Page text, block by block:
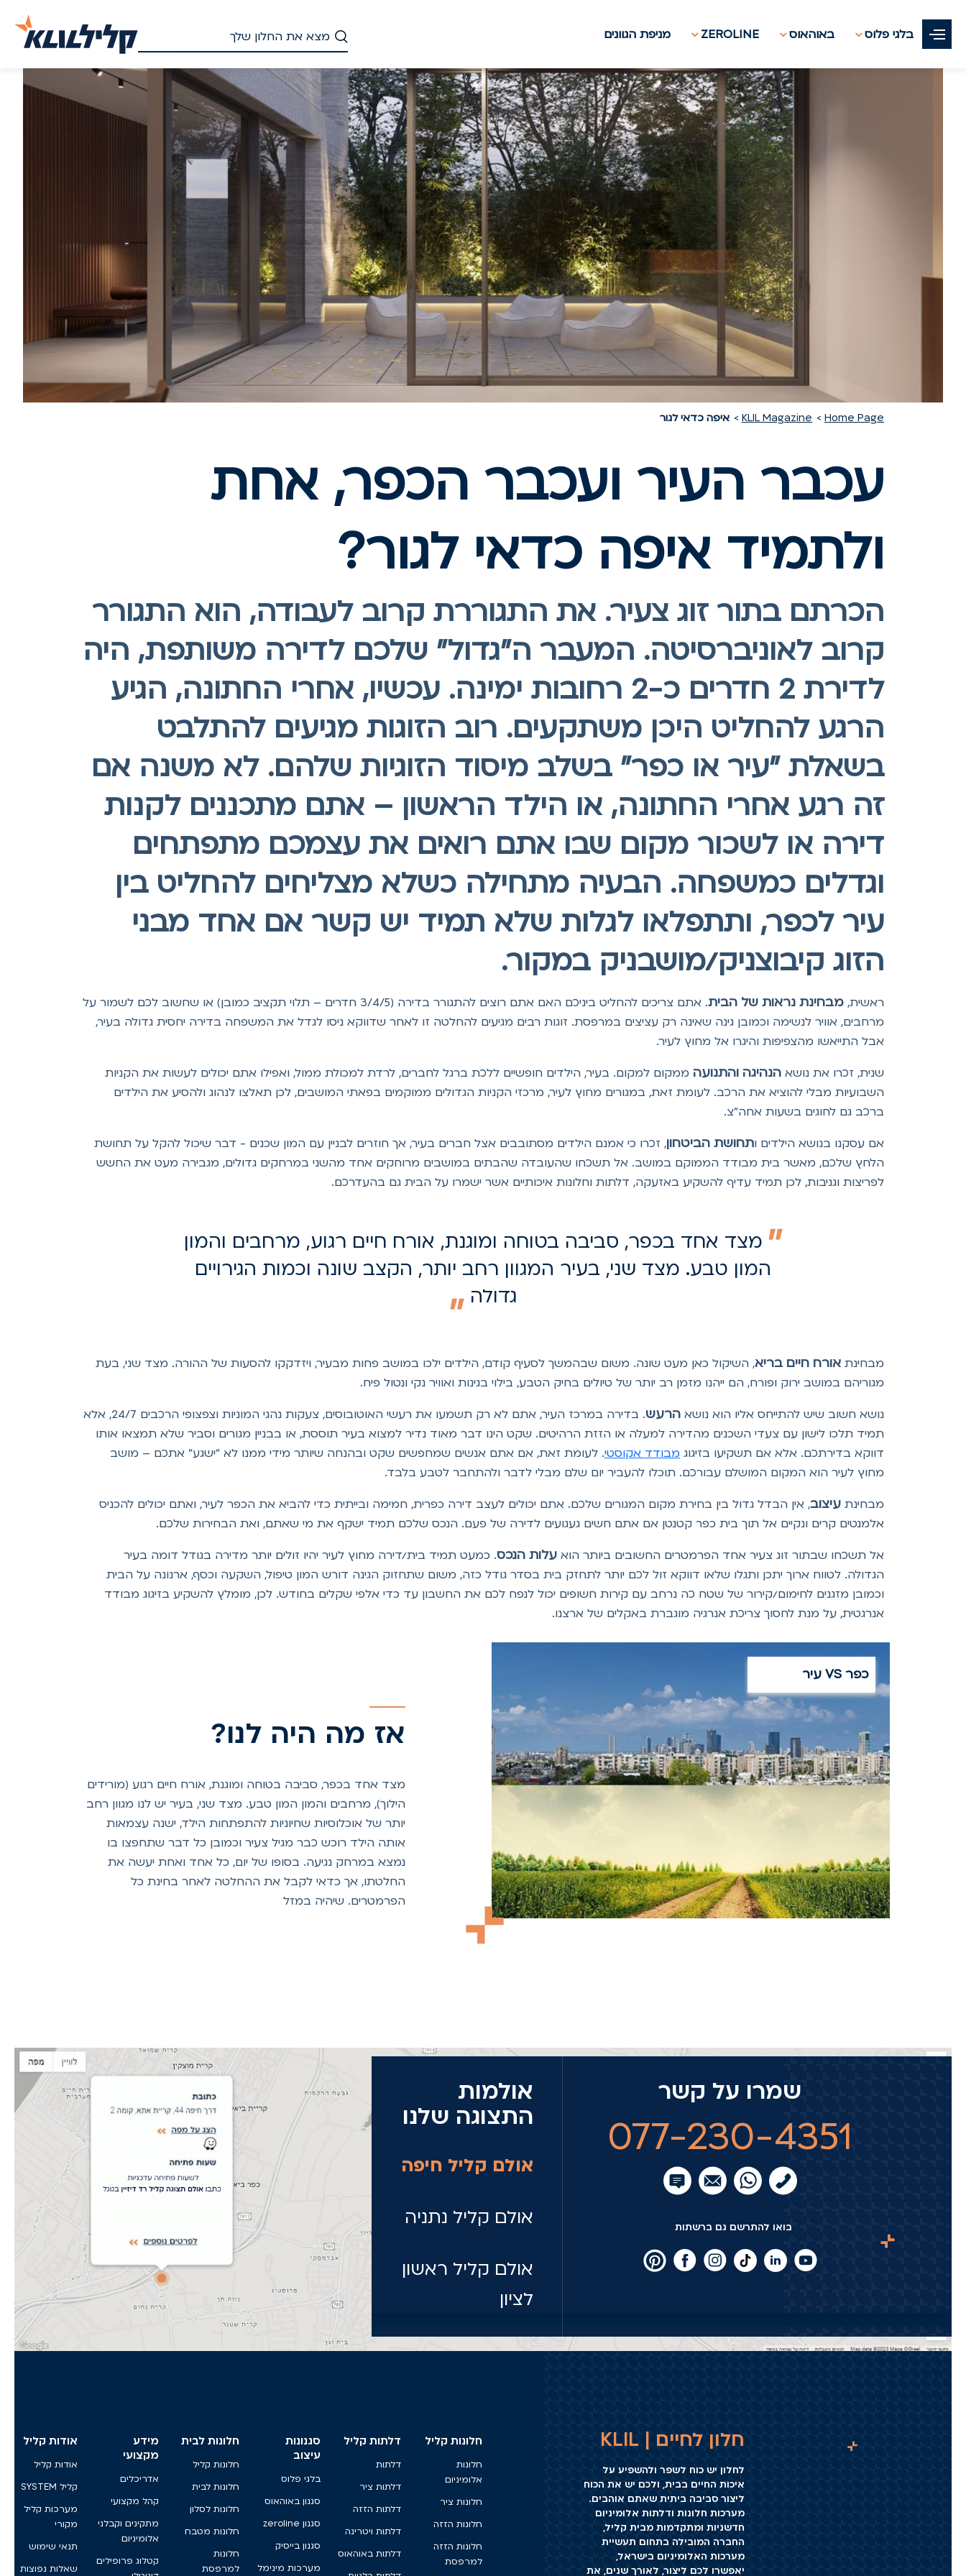
בלגי פלוס באוהאוס ZEROLINE מניפת הגוונים
לתוכן
העיקרי
Home Page
KLIL Magazine איפה כדאי לגור
עכבר העיר ועכבר הכפר, אחת
ולתמיד איפה כדאי לגור?
הכרתם בתור זוג צעיר. את התגוררת קרוב לעבודה, הוא התגורר
קרוב לאוניברסיטה. המעבר ה"גדול" שלכם לדירה משותפת, היה
לדירת 2 חדרים כ-2 רחובות ימינה. עכשיו, אחרי החתונה, הגיע
הרגע להחליט היכן משתקעים. רוב הזוגות מגיעים להתלבט
בשאלת "עיר או כפר" בשלב מיסוד הזוגיות שלהם. לא משנה אם
זה רגע אחרי החתונה, או הילד הראשון – אתם מתכננים לקנות
דירה או לשכור מקום שבו אתם רואים את עצמכם מתפתחים
וגדלים כמשפחה. הבעיה מתחילה כשלא מצליחים להחליט בין
עיר לכפר, ותתפלאו לגלות שלא תמיד יש קשר אם אחד מבני
הזוג קיבוצניק/מושבניק במקור.
ראשית, מבחינת נראות של הבית
. אתם צריכים להחליט ביניכם האם אתם רוצים להתגורר בדירה (3/4/5 חדרים – תלוי תקציב כמובן) או שחשוב לכם לשמור על
מרחבים, אוויר לנשימה וכמובן גינה שאינה רק עציצים במרפסת. זוגות רבים מגיעים להחלטה זו לאחר שדווקא ניסו לגדל את המשפחה בדירה יחסית גדולה בעיר,
אבל התייאשו מהצפיפות והיגרו אל מחוץ לעיר.
שנית, זכרו את נושא הנהיגה והתנועה ממקום למקום. בעיר, הילדים חופשיים ללכת ברגל לחברים, לרדת למכולת ממול, ואפילו אתם יכולים לעשות את הקניות
השבועיות מבלי להוציא את הרכב. לעומת זאת, במגורים מחוץ לעיר, מרכזי הקניות הגדולים ממוקמים בפאתי המושבים, לכן תאלצו לנהוג ולהסיע את הילדים
ברכב גם לחוגים בשעות אחה"צ.
אם עסקנו בנושא הילדים ותחושת הביטחון, זכרו כי אמנם הילדים מסתובבים אצל חברים בעיר, אך חוזרים לבניין עם המון שכנים - דבר שיכול להקל על תחושת
הלחץ שלכם, מאשר בית מבודד הממוקם במושב. אל תשכחו שהעובדה שהבתים במושבים מרוחקים אחד מהשני במרחקים גדולים, מגבירה מעט את החשש
לפריצות וגניבות, לכן תמיד עדיף להשקיע באזעקה, דלתות וחלונות איכותיים אשר ישמרו על הבית גם בהעדרכם.
מצד אחד בכפר, סביבה בטוחה ומוגנת, אורח חיים רגוע, מרחבים והמון
המון טבע. מצד שני, בעיר המגוון רחב יותר, הקצב שונה וכמות הגירויים
גדולה
מבחינת אורח חיים בריא, השיקול כאן מעט שונה. משום שבהמשך לסעיף קודם, הילדים ילכו במושב פחות מבעיר, ויזדקקו להסעות של ההורה. מצד שני, בעת
מגוריהם במושב ירוק ופורח, הם ייהנו מזמן רב יותר של טיולים בחיק הטבע, בילוי בגינות ואוויר נקי ונטול פיח.
נושא חשוב שיש להתייחס אליו הוא נושא הרעש
. בדירה במרכז העיר, אתם לא רק תשמעו את רעשי האוטובוסים, צעקות נהגי המוניות וצפצופי הרכבים 24/7, אלא
תמיד תלכו לישון עם צעדי השכנים מהדירה למעלה או הזזת הרהיטים. שקט הינו דבר מאוד נדיר למצוא בעיר תוססת, או בבניין מגורים וסביר שלא תמצאו אותו
דווקא בדירתכם. אלא אם תשקיעו בזיגוג מבודד אקוסטי. לעומת זאת, אם אתם אנשים שמחפשים שקט ובהנחה שיותר מידי ממנו לא "ישגע" אתכם – מושב
מחוץ לעיר הוא המקום המושלם עבורכם. תוכלו להעביר יום שלם מבלי לדבר ולהתחבר לטבע בלבד.
מבחינת עיצוב, אין הבדל גדול בין בחירת מקום המגורים שלכם. אתם יכולים לעצב דירה כפרית, חמימה ובייתית כדי להביא את הכפר לעיר, ואתם יכולים להכניס
אלמנטים קרים ונקיים אל תוך בית כפר קטנטן אם אתם חשים געגועים לדירה של פעם. הנכס שלכם תמיד ישקף את מי שאתם, ואת הבחירות שלכם.
אל תשכחו שבתור זוג צעיר אחד הפרמטרים החשובים ביותר הוא עלות הנכס. כמעט תמיד בית/דירה מחוץ לעיר יהיו זולים יותר מדירה בגודל דומה בעיר
הגדולה. לטווח ארוך יתכן ותגלו שלאו דווקא זול לכם יותר לתחזק בית בסדר גודל כזה, משום שתחזוק הגינה דורש המון טיפול, השקעה וכסף, ארנונה על הבית
וכמובן מזגנים לחימום/קירור של שטח כה נרחב עם קירות חשופים יכול לנפח לכם את החשבון עד כדי אלפי שקלים בחודש. לכן, מומלץ להשקיע בזיגוג מבודד
אנרגטית, על מנת לחסוך צריכת אנרגיה מוגברת באקלים של ארצנו.
כפר VS עיר
אז מה היה לנו?
מצד אחד בכפר, סביבה בטוחה ומוגנת, אורח חיים רגוע (מורידים
הילוך), מרחבים והמון המון טבע. מצד שני, בעיר יש לנו מגוון רחב
יותר של אוכלוסיות שחיוניות להתפתחות הילד, ישנה עצמאות
אותה הילד רוכש כבר מגיל צעיר וכמובן כל דבר שתחפצו בו
נמצא במרחק נגיעה. בסופו של יום, כל אחד ואחת יעשה את
החלטתו, אך כדאי לקבל את ההחלטה לאחר בחינת כל
הפרמטרים. שיהיה במזל
שמרו על קשר
077-230-4351
בואו להתרשם גם ברשתות
אולמות
התצוגה שלנו
אולם קליל חיפה
אולם קליל נתניה
אולם קליל ראשון
לציון
חלון לחיים | KLIL
לחלון יש כוח לשפר ולהשפיע על
איכות החיים בבית, ולכם יש את הכוח
ליצור סביבה ביתית שאתם אוהבים.
מערכות חלונות ודלתות אלומיניום
חדשניות ומתקדמות מבית קליל,
החברה המובילה בתחום תעשיית
מערכות האלומיניום בישראל,
יאפשרו לכם ליצור, לאורך שנים, את
חלונות קליל
חלונות
אלומיניום
חלונות ציר
חלונות הזזה
חלונות הזזה
למרפסת
דלתות קליל
דלתות
דלתות ציר
דלתות הזזה
דלתות ויטרינה
דלתות באוהאוס
סגנונות
עיצוב
בלגי פלוס
סגנון באוהאוס
סגנון zeroline
סגנון בייסיק
מערכות מינימל
חלונות לבית
חלונות קליל
חלונות לבית
חלונות לסלון
חלונות מטבח
חלונות
למרפסת
מידע
מקצועי
אדריכלים
קהל מקצועי
מתקינים וקבלני
אלומיניום
קטלוג פרופילים
אודות קליל
אודות קליל
קליל SYSTEM
מערכות קליל
מקורי
תנאי שימוש
שאלות נפוצות